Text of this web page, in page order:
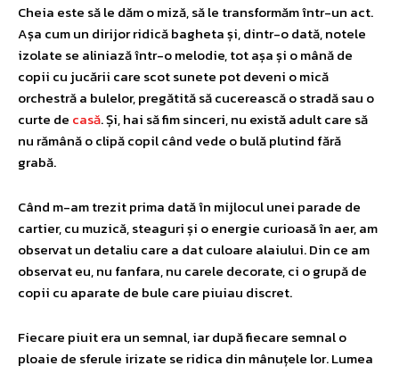
Cheia este să le dăm o miză, să le transformăm într-un act.
Așa cum un dirijor ridică bagheta și, dintr-o dată, notele
izolate se aliniază într-o melodie, tot așa și o mână de
copii cu jucării care scot sunete pot deveni o mică
orchestră a bulelor, pregătită să cucerească o stradă sau o
curte de casă. Și, hai să fim sinceri, nu există adult care să
nu rămână o clipă copil când vede o bulă plutind fără
grabă.
Când m-am trezit prima dată în mijlocul unei parade de
cartier, cu muzică, steaguri și o energie curioasă în aer, am
observat un detaliu care a dat culoare alaiului. Din ce am
observat eu, nu fanfara, nu carele decorate, ci o grupă de
copii cu aparate de bule care piuiau discret.
Fiecare piuit era un semnal, iar după fiecare semnal o
ploaie de sferule irizate se ridica din mânuțele lor. Lumea